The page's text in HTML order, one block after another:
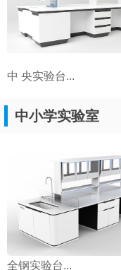
中 央实验台...
中小学实验室
全钢实验台...